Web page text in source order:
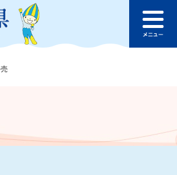
このページの本文へ
ュ